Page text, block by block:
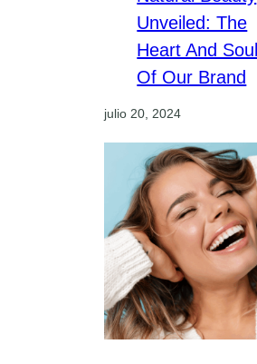
Unveiled: The
Heart And Soul
Of Our Brand
julio 20, 2024